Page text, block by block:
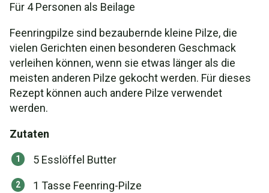
Für 4 Personen als Beilage
Feenringpilze sind bezaubernde kleine Pilze, die
vielen Gerichten einen besonderen Geschmack
verleihen können, wenn sie etwas länger als die
meisten anderen Pilze gekocht werden. Für dieses
Rezept können auch andere Pilze verwendet
werden.
Zutaten
5 Esslöffel Butter
1 Tasse Feenring-Pilze